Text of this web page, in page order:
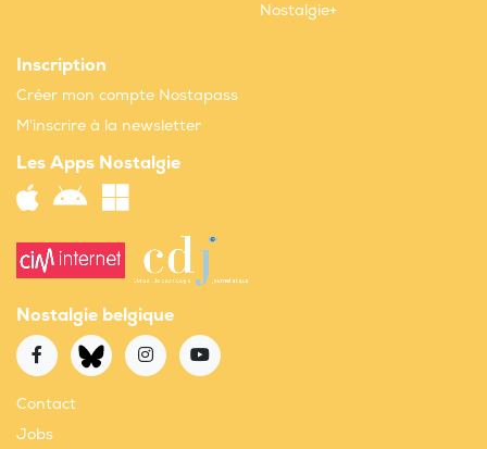
Nostalgie+
Inscription
Créer mon compte Nostapass
M'inscrire à la newsletter
Les Apps Nostalgie
Nostalgie belgique
Contact
Jobs